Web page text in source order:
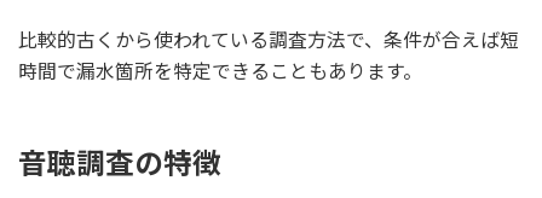
比較的古くから使われている調査方法で、条件が合えば短
時間で漏水箇所を特定できることもあります。
音聴調査の特徴